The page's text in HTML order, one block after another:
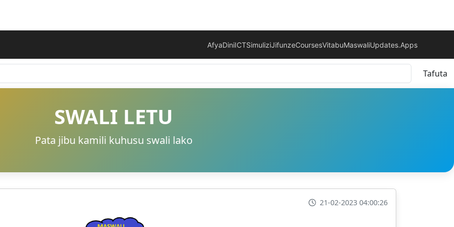
AfyaDiniICTSimuliziJifunzeCoursesVitabuMaswaliUpdates.Apps
Tafuta
SWALI LETU
Pata jibu kamili kuhusu swali lako
21-02-2023 04:00:26